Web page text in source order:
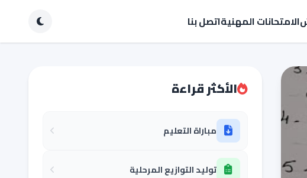
الامتحانات المهنيةاتصل بنا
الأكثر قراءة
مباراة التعليم
توليد التوازيع المرحلية